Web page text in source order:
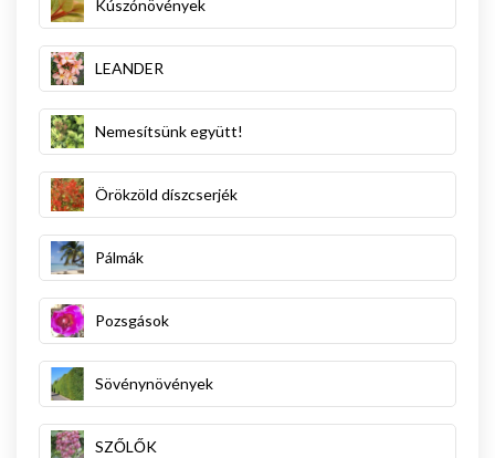
Kúszónövények
LEANDER
Nemesítsünk együtt!
Örökzöld díszcserjék
Pálmák
Pozsgások
Sövénynövények
SZŐLŐK